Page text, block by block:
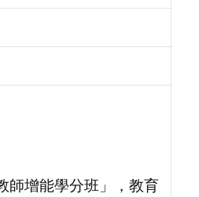
師增能學分班」，教育